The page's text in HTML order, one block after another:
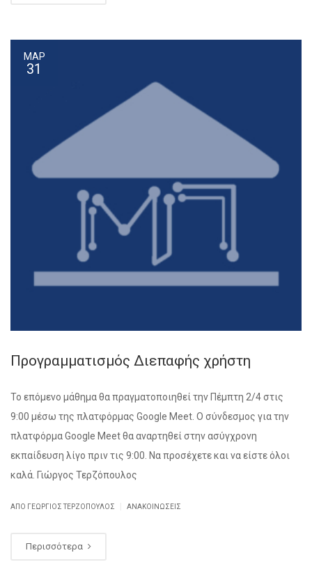
ΜΑΡ
31
Προγραμματισμός Διεπαφής χρήστη
Το επόμενο μάθημα θα πραγματοποιηθεί την Πέμπτη 2/4 στις
9:00 μέσω της πλατφόρμας Google Meet. Ο σύνδεσμος για την
πλατφόρμα Google Meet θα αναρτηθεί στην ασύγχρονη
εκπαίδευση λίγο πριν τις 9:00. Να προσέχετε και να είστε όλοι
καλά. Γιώργος Τερζόπουλος
ΑΠΌ ΓΕΏΡΓΙΟΣ ΤΕΡΖΌΠΟΥΛΟΣ ΑΝΑΚΟΙΝΏΣΕΙΣ
Περισσότερα